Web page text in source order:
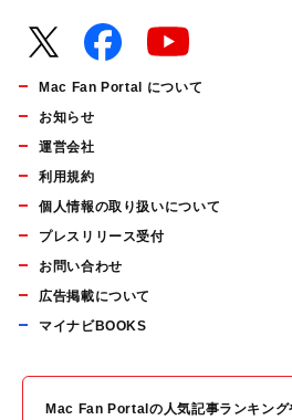
Mac Fan Portal について
お知らせ
運営会社
利用規約
個人情報の取り扱いについて
プレスリリース受付
お問い合わせ
広告掲載について
マイナビBOOKS
Mac Fan Portalの人気記事ランキング